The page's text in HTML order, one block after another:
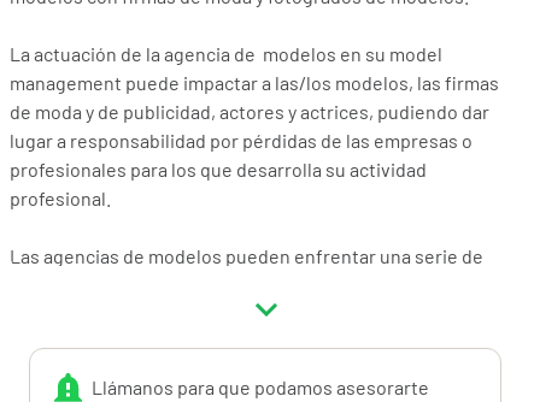
La actuación de la agencia de modelos en su model
management puede impactar a las/los modelos, las firmas
de moda y de publicidad, actores y actrices, pudiendo dar
lugar a responsabilidad por pérdidas de las empresas o
profesionales para los que desarrolla su actividad
profesional.
Las agencias de modelos pueden enfrentar una serie de
género, edad, discapacidad u otros motivos.
Llámanos para que podamos asesorarte